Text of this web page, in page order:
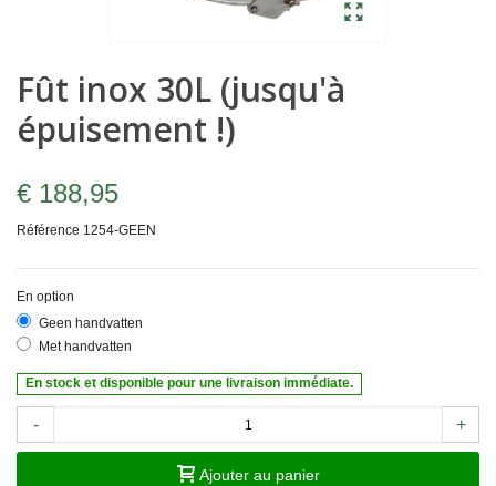
Fût inox 30L (jusqu'à
épuisement !)
€ 188,95
Référence 1254-GEEN
En option
Geen handvatten
Met handvatten
En stock et disponible pour une livraison immédiate.
- +
Ajouter au panier